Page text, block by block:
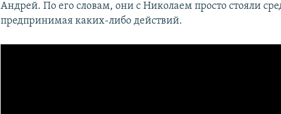
Андрей. По его словам, они с Николаем просто стояли
предпринимая каких-либо действий.